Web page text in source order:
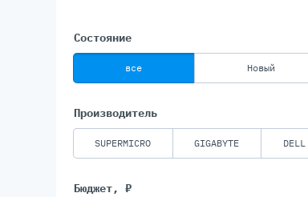
Состояние
все Новый
Производитель
SUPERMICRO GIGABYTE DELL
Бюджет, ₽